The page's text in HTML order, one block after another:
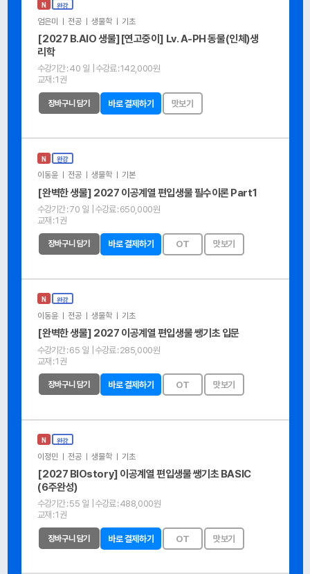
N 완강
엄은미 ㅣ 전공 ㅣ 생물학 ㅣ 기초
[2027 B.AIO 생물][연고중이] Lv. A-PH 동물(인체)생
리학
수강기간 :40 일 | 수강료 :142,000원
교재 :1권
장바구니 담기 바로 결제하기 맛보기
N 완강
이동윤 ㅣ 전공 ㅣ 생물학 ㅣ 기본
[완벽한 생물] 2027 이공계열 편입생물 필수이론 Part1
수강기간 :70 일 | 수강료 :650,000원
교재 :1권
장바구니 담기 바로 결제하기 OT 맛보기
N 완강
이동윤 ㅣ 전공 ㅣ 생물학 ㅣ 기초
[완벽한 생물] 2027 이공계열 편입생물 쌩기초 입문
수강기간 :65 일 | 수강료 :285,000원
교재 :1권
장바구니 담기 바로 결제하기 OT 맛보기
N 완강
이정민 ㅣ 전공 ㅣ 생물학 ㅣ 기초
[2027 BIOstory] 이공계열 편입생물 쌩기초 BASIC
(6주완성)
수강기간 :55 일 | 수강료 :488,000원
교재 :1권
장바구니 담기 바로 결제하기 OT 맛보기